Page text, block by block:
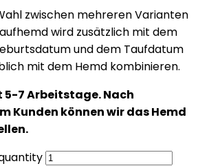
zwischen mehreren Varianten
wird zusätzlich mit dem
und dem Taufdatum
mit dem Hemd kombinieren.
5-7 Arbeitstage. Nach
Kunden können wir das Hemd